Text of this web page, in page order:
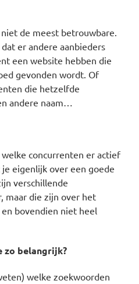
de meest betrouwbare.
er andere aanbieders
een website hebben die
gevonden wordt. Of
die hetzelfde
andere naam…
concurrenten er actief
eigenlijk over een goede
verschillende
maar die zijn over het
bovendien niet heel
zo belangrijk?
welke zoekwoorden